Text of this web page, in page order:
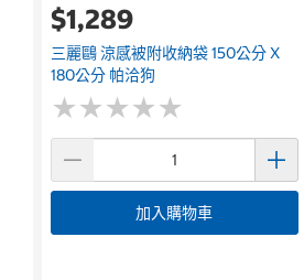
$1,289
三麗鷗 涼感被附收納袋 150公分 X
180公分 帕洽狗
★★★★★
★★★★★
加入購物車